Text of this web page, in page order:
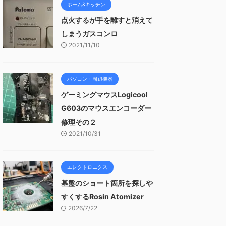
ホーム&キッチン
点火するが手を離すと消えて
しまうガスコンロ
2021/11/10
パソコン・周辺機器
ゲーミングマウスLogicool
G603のマウスエンコーダー
修理その２
2021/10/31
エレクトロニクス
基盤のショート箇所を探しや
すくするRosin Atomizer
2026/7/22